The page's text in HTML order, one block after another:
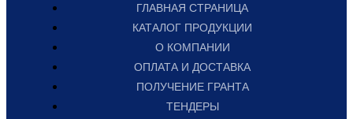
ГЛАВНАЯ СТРАНИЦА
КАТАЛОГ ПРОДУКЦИИ
О КОМПАНИИ
ОПЛАТА И ДОСТАВКА
ПОЛУЧЕНИЕ ГРАНТА
ТЕНДЕРЫ